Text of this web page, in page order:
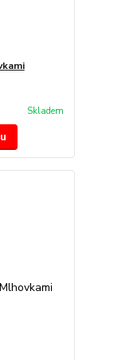
Skladem